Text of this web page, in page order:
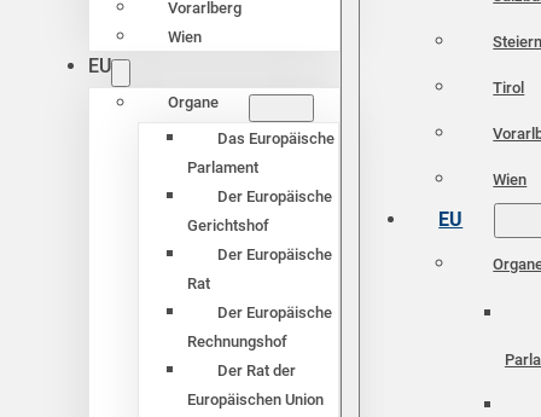
Vorarlberg
Wien
EU
Organe
Das Europäische
Parlament
Der Europäische
Gerichtshof
Der Europäische
Rat
Der Europäische
Rechnungshof
Der Rat der
Europäischen Union
Tirol
Wien
EU